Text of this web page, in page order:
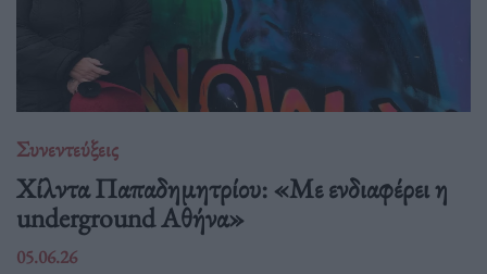
Συνεντεύξεις
Χίλντα Παπαδημητρίου: «Με ενδιαφέρει η
underground Αθήνα»
05.06.26